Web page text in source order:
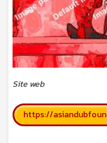
Site web
https://